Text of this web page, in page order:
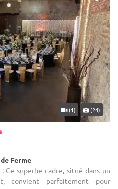
(1) (24)
Ferme
superbe cadre, situé dans un
convient parfaitement pour